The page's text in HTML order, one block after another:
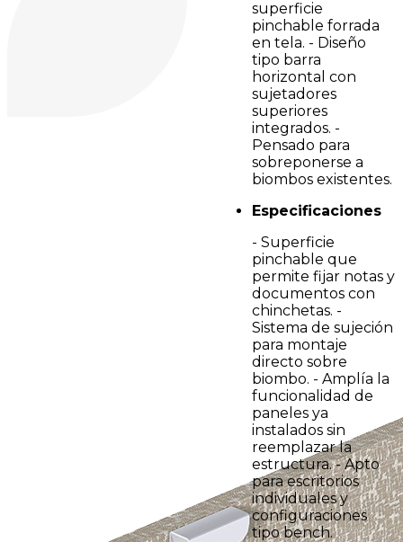
superficie
pinchable forrada
en tela. - Diseño
tipo barra
horizontal con
sujetadores
superiores
integrados. -
Pensado para
sobreponerse a
biombos existentes.
Especificaciones
- Superficie
pinchable que
permite fijar notas y
documentos con
chinchetas. -
Sistema de sujeción
para montaje
directo sobre
biombo. - Amplía la
funcionalidad de
paneles ya
instalados sin
reemplazar la
estructura. - Apto
para escritorios
individuales y
configuraciones
tipo bench.